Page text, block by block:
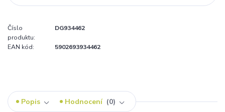
Číslo
produktu:
DG934462
EAN kód: 5902693934462
Popis Hodnocení 0